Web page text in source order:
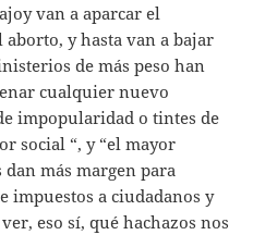
van a aparcar el
y hasta van a bajar
de más peso han
cualquier nuevo
impopularidad o tintes de
social “, y “el mayor
más margen para
impuestos a ciudadanos y
eso sí, qué hachazos nos